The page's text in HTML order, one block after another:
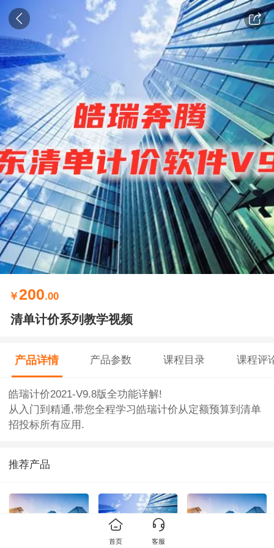
￥200.00
清单计价系列教学视频
产品详情 产品参数 课程目录 课程评
皓瑞计价2021-V9.8版全功能详解!
从入门到精通,带您全程学习皓瑞计价从定额预算到清单
招投标所有应用.
推荐产品
首页 客服